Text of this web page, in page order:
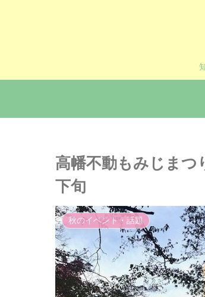
高幡不動もみじまつ
下旬
秋のイベント・話題